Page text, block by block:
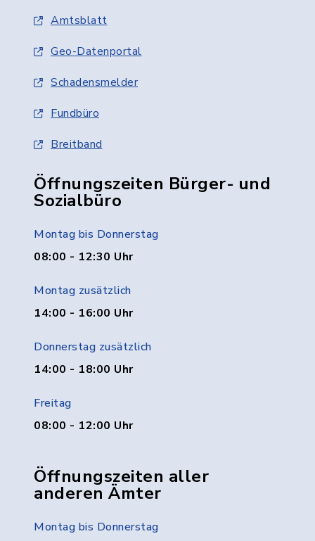
Amtsblatt
Geo-Datenportal
Schadensmelder
Fundbüro
Breitband
Öffnungszeiten Bürger- und
Sozialbüro
Montag bis Donnerstag
08:00 - 12:30 Uhr
Montag zusätzlich
14:00 - 16:00 Uhr
Donnerstag zusätzlich
14:00 - 18:00 Uhr
Freitag
08:00 - 12:00 Uhr
Öffnungszeiten aller
anderen Ämter
Montag bis Donnerstag